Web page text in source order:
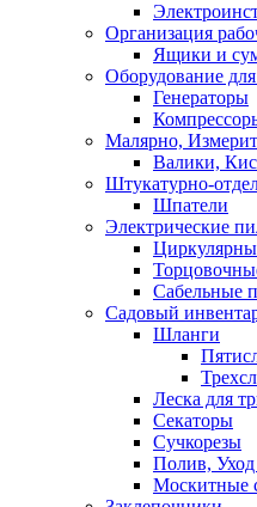
Организация
Ящики и
Оборудование
Генераторы
Малярно,
Валики,
Штукатурно-
Шпатели
Электрические
Сабельные
Садовый
Шланги
Леска для
Секаторы
Сучкорезы
Полив, Уход
Москитные